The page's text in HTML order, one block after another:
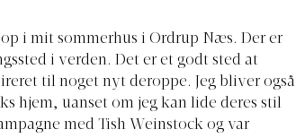
i mit sommerhus i Ordrup Næs. Der er
i verden. Det er et godt sted at
til noget nyt deroppe. Jeg bliver også
hjem, uanset om jeg kan lide deres stil
med Tish Weinstock og var